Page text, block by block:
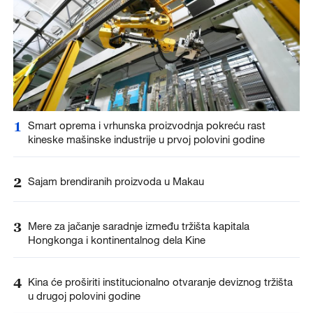
1
Smart oprema i vrhunska proizvodnja pokreću rast
kineske mašinske industrije u prvoj polovini godine
2 Sajam brendiranih proizvoda u Makau
3 Mere za jačanje saradnje između tržišta kapitala
Hongkonga i kontinentalnog dela Kine
4 Kina će proširiti institucionalno otvaranje deviznog tržišta
u drugoj polovini godine